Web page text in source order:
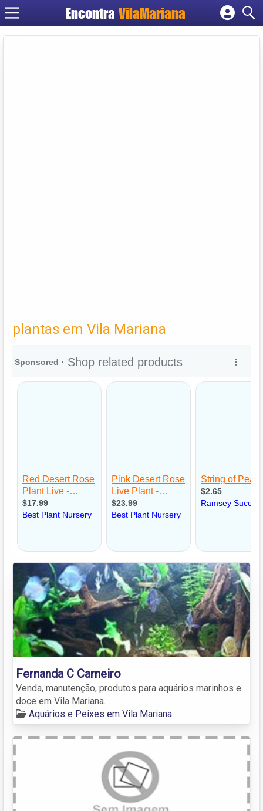
EncontraVilaMariana
Cadastrar empresa
plantas em Vila Mariana
Fernanda C Carneiro
Venda, manutenção, produtos para aquários marinhos e
doce em Vila Mariana.
Aquários e Peixes em Vila Mariana